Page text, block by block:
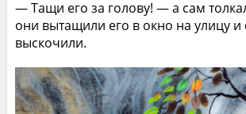
— Тащи его за голову! — а сам
они вытащили его в окно на улицу и
выскочили.